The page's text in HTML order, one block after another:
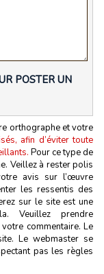
POSTER UN
orthographe et votre
afin d’éviter toute
Pour ce type de
Veillez à rester polis
avis sur l’œuvre
les ressentis des
sur le site est une
Veuillez prendre
commentaire. Le
Le webmaster se
pas les règles